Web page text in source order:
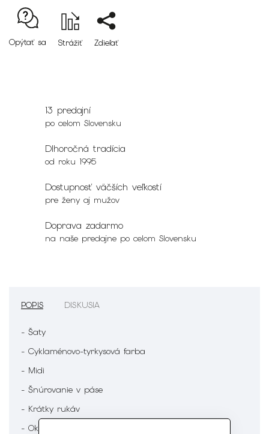
Opýtať sa Strážiť Zdieľať
13 predajní
po celom Slovensku
Dlhoročná tradícia
od roku 1995
Dostupnosť väčších veľkostí
pre ženy aj mužov
Doprava zadarmo
na naše predajne po celom Slovensku
POPIS DISKUSIA
- Šaty
- Cyklaménovo-tyrkysová farba
- Midi
- Šnúrovanie v páse
- Krátky rukáv
- Okrúhly výstrih